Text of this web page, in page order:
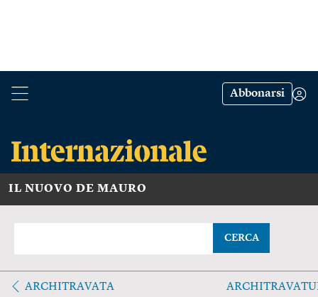
Abbonarsi
IL NUOVO DE MAURO
CERCA
ARCHITRAVATA